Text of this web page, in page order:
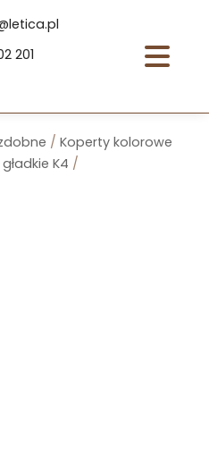
201
/ Koperty kolorowe
K4 /